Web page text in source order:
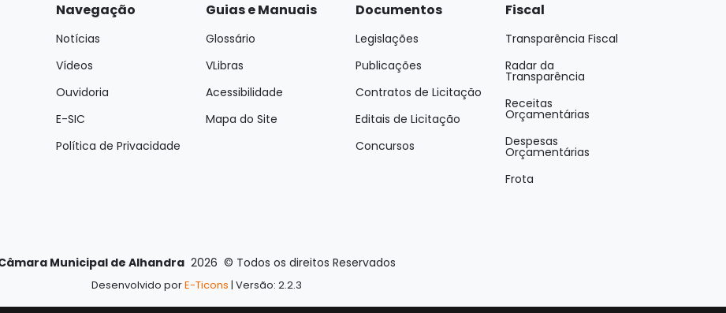
Navegação
Notícias
Vídeos
Ouvidoria
E-SIC
Política de Privacidade
Guias e Manuais
Glossário
VLibras
Acessibilidade
Mapa do Site
Documentos
Legislações
Publicações
Contratos de Licitação
Editais de Licitação
Concursos
Fiscal
Transparência Fiscal
Radar da
Transparência
Receitas
Orçamentárias
Despesas
Orçamentárias
Frota
Municipal de Alhandra 2026 © Todos os direitos Reservados
Desenvolvido porE-Ticons | Versão: 2.2.3